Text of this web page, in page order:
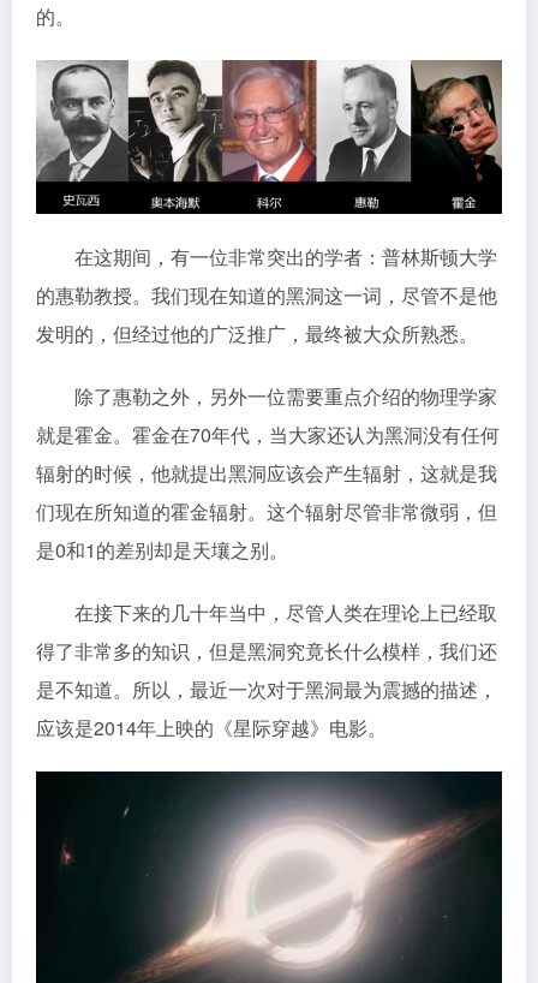
的。
在这期间，有一位非常突出的学者：普林斯顿大学
的惠勒教授。我们现在知道的黑洞这一词，尽管不是他
发明的，但经过他的广泛推广，最终被大众所熟悉。
除了惠勒之外，另外一位需要重点介绍的物理学家
就是霍金。霍金在70年代，当大家还认为黑洞没有任何
辐射的时候，他就提出黑洞应该会产生辐射，这就是我
们现在所知道的霍金辐射。这个辐射尽管非常微弱，但
是0和1的差别却是天壤之别。
在接下来的几十年当中，尽管人类在理论上已经取
得了非常多的知识，但是黑洞究竟长什么模样，我们还
是不知道。所以，最近一次对于黑洞最为震撼的描述，
应该是2014年上映的《星际穿越》电影。